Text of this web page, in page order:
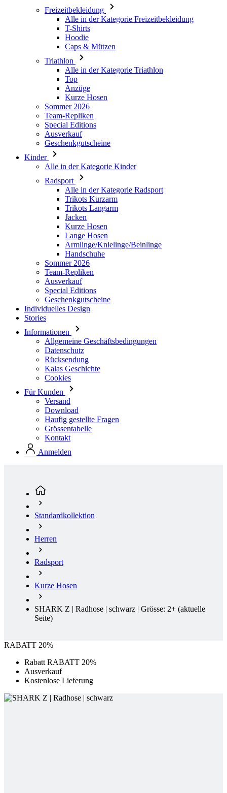
Caps & Mützen
Triathlon
Alle in der Kategorie Triathlon
Top
Anzüge
Kurze Hosen
Sommer 2026
Team-Repliken
Special Editions
Ausverkauf
Geschenkgutscheine
Kinder
Alle in der Kategorie Kinder
Radsport
Alle in der Kategorie Radsport
Trikots Langarm
Jacken
Kurze Hosen
Lange Hosen
Armlinge/Knielinge/Beinlinge
Handschuhe
Sommer 2026
Team-Repliken
Ausverkauf
Special Editions
Geschenkgutscheine
Individuelles Design
Stories
Informationen
Allgemeine Geschäftsbedingungen
Datenschutz
Rücksendung
Kalas Geschichte
Cookies
Für Kunden
Versand
Download
Haufig gestellte Fragen
Grössentabelle
Kontakt
Anmelden
Herren
Radsport
Kurze Hosen
SHARK Z | Radhose | schwarz | Grösse: 2+
Seite)
RABATT 20%
Rabatt RABATT 20%